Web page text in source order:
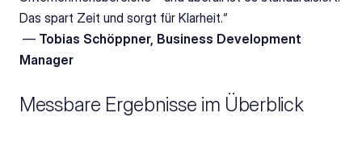
Das spart Zeit und sorgt für Klarheit.“
— Tobias Schöppner, Business Development
Manager
Messbare Ergebnisse im Überblick